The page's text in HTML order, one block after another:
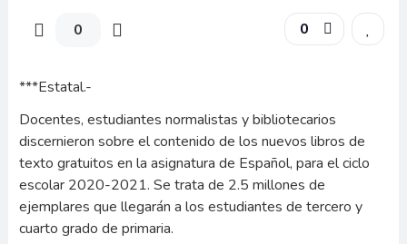
0 0
***Estatal.-
Docentes, estudiantes normalistas y bibliotecarios
discernieron sobre el contenido de los nuevos libros de
texto gratuitos en la asignatura de Español, para el ciclo
escolar 2020-2021. Se trata de 2.5 millones de
ejemplares que llegarán a los estudiantes de tercero y
cuarto grado de primaria.